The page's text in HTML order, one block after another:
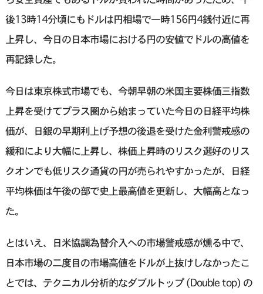
後13時14分頃にもドルは円相場で一時156円4銭付近に再
上昇し、今日の日本市場における円の安値でドルの高値を
再記録した。
今日は東京株式市場でも、今朝早朝の米国主要株価三指数
上昇を受けてプラス圏から始まっていた今日の日経平均株
価が、日銀の早期利上げ予想の後退を受けた金利警戒感の
緩和により大幅に上昇し、株価上昇時のリスク選好のリス
クオンでも低リスク通貨の円が売られやすかったが、日経
平均株価は午後の部で史上最高値を更新し、大幅高となっ
た。
とはいえ、日米協調為替介入への市場警戒感が燻る中で、
日本市場の二度目の市場高値をドルが上抜けしなかったこ
とでは、テクニカル分析的なダブルトップ (Double top) の